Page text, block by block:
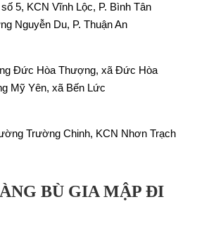
5, KCN Vĩnh Lộc, P. Bình Tân
Nguyễn Du, P. Thuận An
Đức Hòa Thượng, xã Đức Hòa
Mỹ Yên, xã Bến Lức
Trường Chinh, KCN Nhơn Trạch
BÙ GIA MẬP ĐI